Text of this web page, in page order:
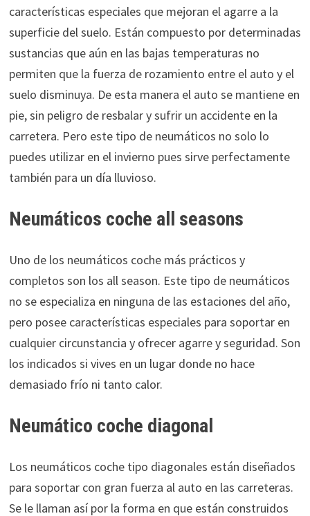
características especiales que mejoran el agarre a la
superficie del suelo. Están compuesto por determinadas
sustancias que aún en las bajas temperaturas no
permiten que la fuerza de rozamiento entre el auto y el
suelo disminuya. De esta manera el auto se mantiene en
pie, sin peligro de resbalar y sufrir un accidente en la
carretera. Pero este tipo de neumáticos no solo lo
puedes utilizar en el invierno pues sirve perfectamente
también para un día lluvioso.
Neumáticos coche all seasons
Uno de los neumáticos coche más prácticos y
completos son los all season. Este tipo de neumáticos
no se especializa en ninguna de las estaciones del año,
pero posee características especiales para soportar en
cualquier circunstancia y ofrecer agarre y seguridad. Son
los indicados si vives en un lugar donde no hace
demasiado frío ni tanto calor.
Neumático coche diagonal
Los neumáticos coche tipo diagonales están diseñados
para soportar con gran fuerza al auto en las carreteras.
Se le llaman así por la forma en que están construidos